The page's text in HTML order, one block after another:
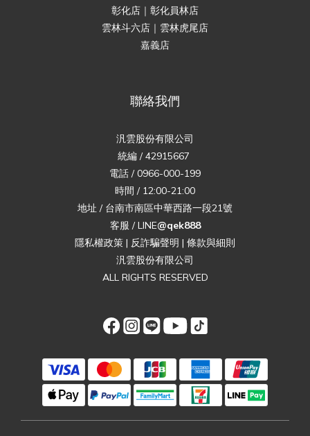
彰化店｜彰化員林店
雲林斗六店｜雲林虎尾店
嘉義店
聯絡我們
汎雲股份有限公司
統編 / 42915667
電話 / 0966-000-199
時間 / 12:00-21:00
地址 / 台南市南區中華西路一段21號
客服 / LINE@qek888
隱私權政策 | 反詐騙聲明 | 條款與細則
汎雲股份有限公司
ALL RIGHTS RESERVED